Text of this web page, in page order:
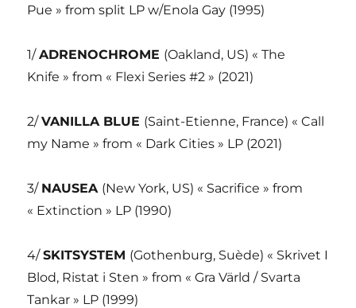
Pue » from split LP w/Enola Gay (1995)
1/ADRENOCHROME (Oakland, US) « The
Knife » from « Flexi Series #2 » (2021)
2/VANILLA BLUE (Saint-Etienne, France) « Call
my Name » from « Dark Cities » LP (2021)
3/ NAUSEA (New York, US) « Sacrifice » from
« Extinction » LP (1990)
4/SKITSYSTEM (Gothenburg, Suède) « Skrivet I
Blod, Ristat i Sten » from « Gra Värld / Svarta
Tankar » LP (1999)